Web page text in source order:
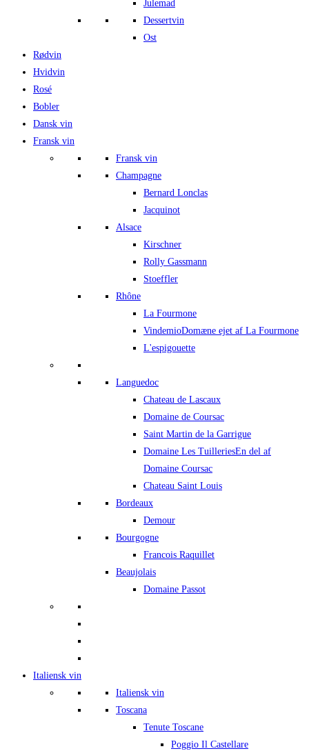
Julemad
Dessertvin
Ost
Rødvin
Hvidvin
Rosé
Bobler
Dansk vin
Fransk vin
Fransk vin
Champagne
Bernard Lonclas
Jacquinot
Alsace
Kirschner
Rolly Gassmann
Stoeffler
Rhône
La Fourmone
VindemioDomæne ejet af La Fourmone
L'espigouette
Languedoc
Chateau de Lascaux
Domaine de Coursac
Saint Martin de la Garrigue
Domaine Les TuilleriesEn del af
Domaine Coursac
Chateau Saint Louis
Bordeaux
Demour
Bourgogne
Francois Raquillet
Beaujolais
Domaine Passot
Italiensk vin
Italiensk vin
Toscana
Tenute Toscane
Poggio Il Castellare